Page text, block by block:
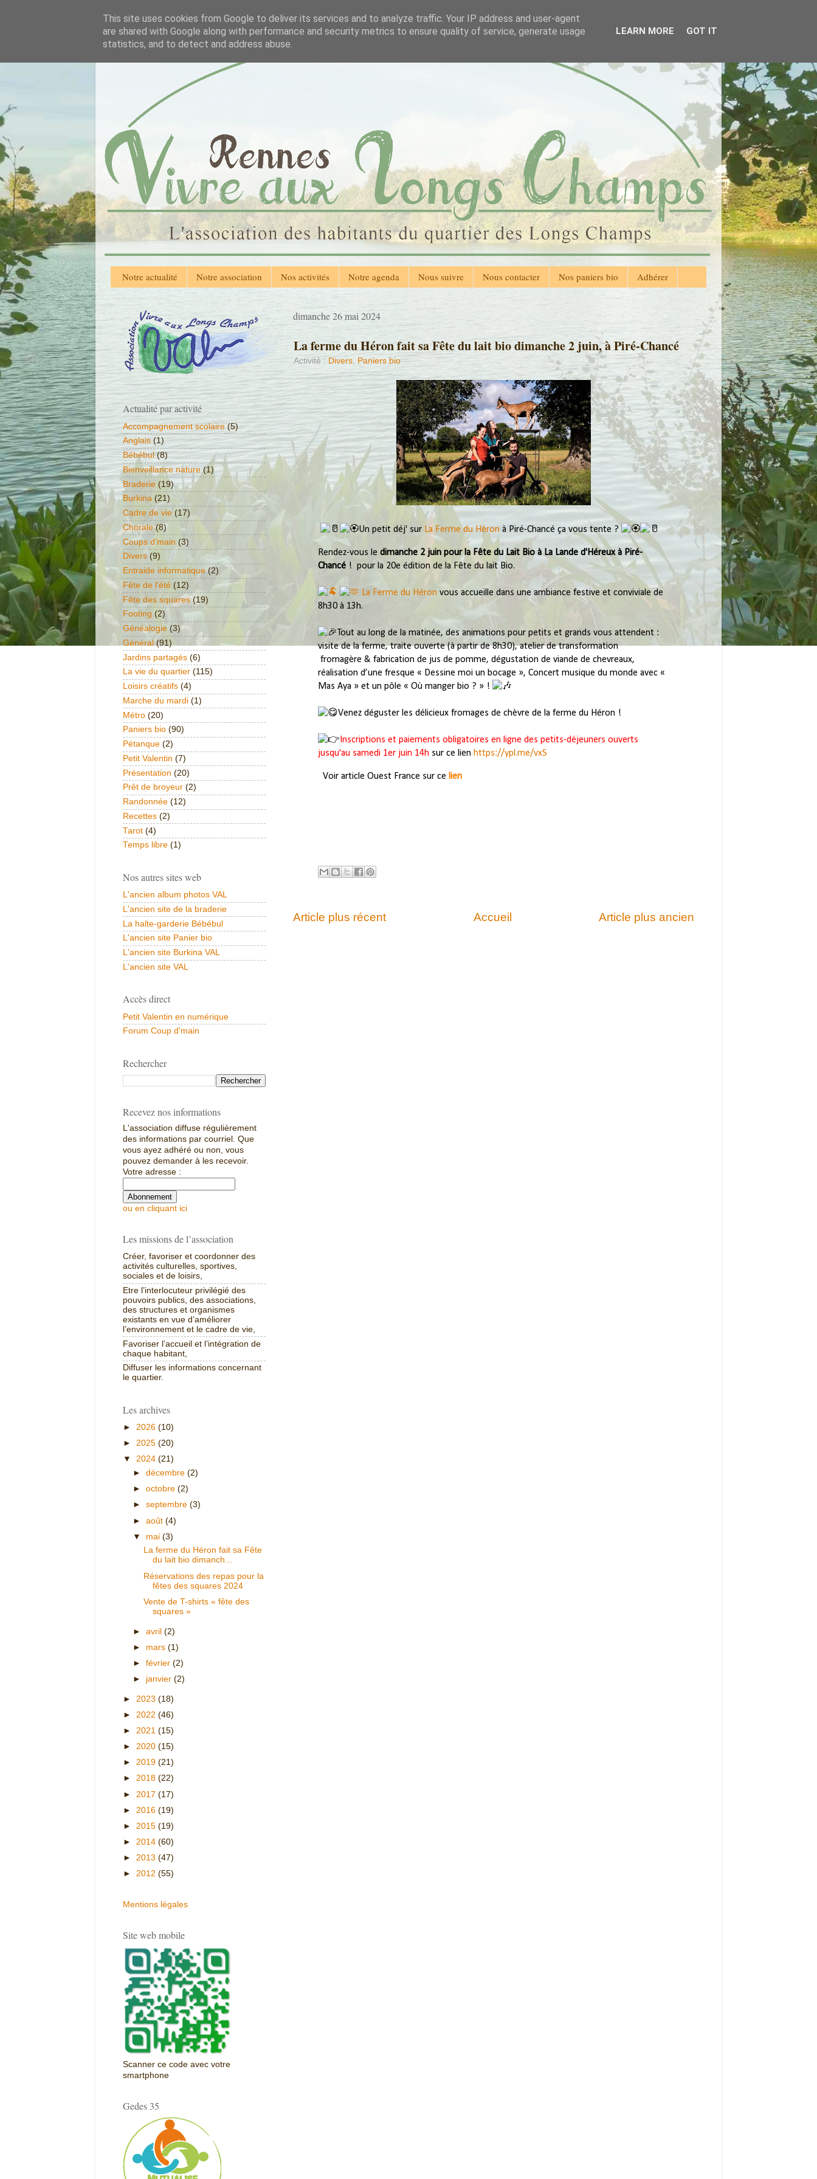
Notre actualité Notre association Nos activités Notre agenda Nous suivre Nous contacter Nos paniers bio Adhérer
dimanche 26 mai 2024
La ferme du Héron fait sa Fête du lait bio dimanche 2 juin, à Piré-Chancé
Activité : Divers, Paniers bio
Un petit déj' sur La Ferme du Héron à Piré-Chancé ça vous tente ?
Rendez-vous le dimanche 2 juin pour la Fête du Lait Bio à La Lande d'Héreux à Piré-
Chancé
La Ferme du Héron vous accueille dans une ambiance festive et conviviale de
8h30 à 13h.
Tout au long de la matinée, des animations pour petits et grands vous attendent :
visite de la ferme, traite ouverte (à partir de 8h30), atelier de transformation
réalisation d’une fresque « Dessine moi un bocage », Concert musique du monde avec «
Mas Aya » et un pôle « Où manger bio ? » ! ​
Venez déguster les délicieux fromages de chèvre de la ferme du Héron
Inscriptions et paiements obligatoires en ligne des petits-déjeuners ouverts
jusqu'au samedi 1er juin 14h sur ce lien https://ypl.me/vxS
Voir article Ouest France sur ce lien
Article plus récent Article plus ancien
Accueil
Actualité par activité
Accompagnement scolaire (5)
Anglais (1)
Bébébul (8)
Bienveillance nature (1)
Braderie (19)
Burkina (21)
Cadre de vie (17)
Chorale (8)
Coups d’main (3)
Divers (9)
Entraide informatique (2)
Fête de l'été (12)
Fête des squares (19)
Footing (2)
Généalogie (3)
Général (91)
Jardins partagés (6)
La vie du quartier (115)
Loisirs créatifs (4)
Marche du mardi (1)
Métro (20)
Paniers bio (90)
Pétanque (2)
Petit Valentin (7)
Présentation (20)
Prêt de broyeur (2)
Randonnée (12)
Recettes (2)
Tarot (4)
Temps libre (1)
Nos autres sites web
L'ancien album photos VAL
L'ancien site de la braderie
La halte-garderie Bébébul
L'ancien site Panier bio
L'ancien site Burkina VAL
L'ancien site VAL
Accès direct
Petit Valentin en numérique
Forum Coup d'main
Rechercher
Recevez nos informations
L'association diffuse régulièrement
des informations par courriel. Que
vous ayez adhéré ou non, vous
pouvez demander à les recevoir.
Votre adresse :
ou en cliquant ici
Les missions de l’association
Créer, favoriser et coordonner des
activités culturelles, sportives,
sociales et de loisirs,
Etre l’interlocuteur privilégié des
pouvoirs publics, des associations,
des structures et organismes
existants en vue d’améliorer
l’environnement et le cadre de vie,
Favoriser l’accueil et l’intégration de
chaque habitant,
Diffuser les informations concernant
le quartier.
Les archives
► 2026 (10)
► 2025 (20)
▼ 2024 (21)
►décembre(2)
►octobre(2)
►septembre(3)
►août(4)
▼ mai(3)
La ferme du Héron fait sa Fête
du lait bio dimanch...
Réservations des repas pour la
fêtes des squares 2024
Vente de T-shirts « fête des
squares »
►avril(2)
► mars(1)
►février(2)
► janvier(2)
► 2023 (18)
► 2022 (46)
► 2021 (15)
► 2020 (15)
► 2019 (21)
► 2018 (22)
► 2017 (17)
► 2016 (19)
► 2015 (19)
► 2014 (60)
► 2013 (47)
► 2012 (55)
Mentions légales
Site web mobile
Scanner ce code avec votre
smartphone
Gedes 35
This site uses cookies from Google to deliver its services and to analyze traffic. Your IP address and user-agent
are shared with Google along with performance and security metrics to ensure quality of service, generate usage
statistics, and to detect and address abuse.
LEARN MORE GOT IT